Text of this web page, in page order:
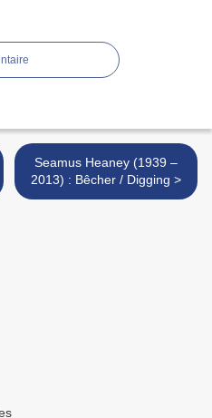
Seamus Heaney (1939 –
2013) : Bêcher / Digging >